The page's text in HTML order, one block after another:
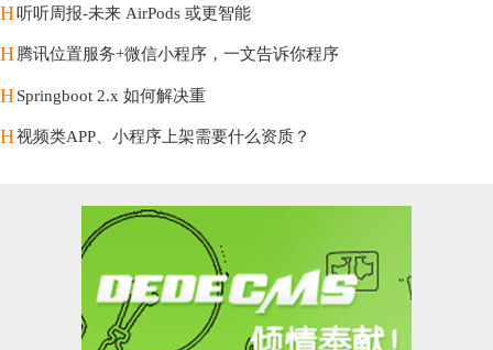
H听听周报-未来 AirPods 或更智能
H 腾讯位置服务+微信小程序，一文告诉你程序
HSpringboot 2.x 如何解决重
H视频类APP、小程序上架需要什么资质？